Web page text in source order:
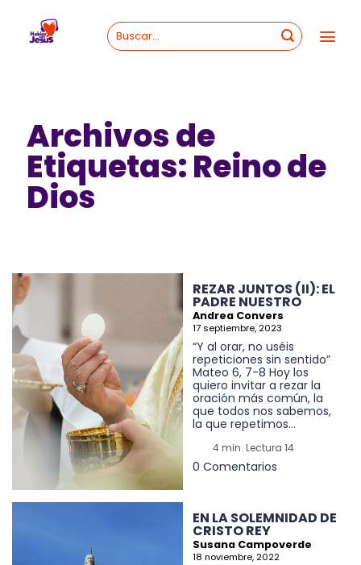
content
Archivos de
Etiquetas:Reino de
Dios
REZAR JUNTOS (II): EL
PADRE NUESTRO
Andrea Convers
17 septiembre, 2023
“Y al orar, no uséis
repeticiones sin sentido”
Mateo 6, 7-8 Hoy los
quiero invitar a rezar la
oración más común, la
que todos nos sabemos,
la que repetimos...
4 min. Lectura 14
0 Comentarios
EN LA SOLEMNIDAD DE
CRISTO REY
Susana Campoverde
18 noviembre, 2022